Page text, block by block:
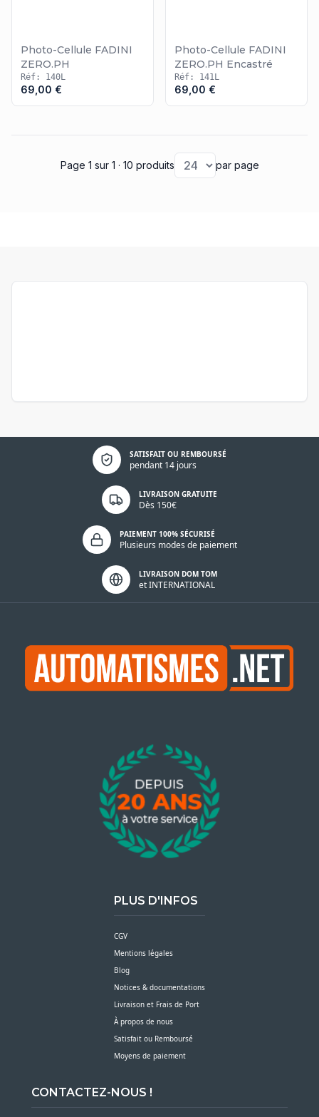
Photo-Cellule FADINI
ZERO.PH
Réf: 140L
69,00 €
Photo-Cellule FADINI
ZERO.PH Encastré
Réf: 141L
69,00 €
Page 1 sur 1 · 10 produits par page
SATISFAIT OU REMBOURSÉ
pendant 14 jours
Politique de confidentialité
LIVRAISON GRATUITE
Dès 150€
PAIEMENT 100% SÉCURISÉ
Plusieurs modes de paiement
LIVRAISON DOM TOM
et INTERNATIONAL
PLUS D'INFOS
CGV
Mentions légales
Blog
Notices & documentations
Livraison et Frais de Port
À propos de nous
Satisfait ou Remboursé
Moyens de paiement
CONTACTEZ-NOUS !